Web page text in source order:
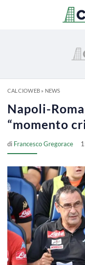
CALCIOWEB» NEWS
Napoli-
“momento
di Francesco Gregorace